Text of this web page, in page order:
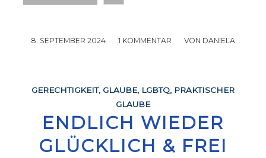
8. SEPTEMBER 2024
/ 1 KOMMENTAR
/ VON DANIELA
GERECHTIGKEIT, GLAUBE, LGBTQ, PRAKTISCHER
GLAUBE
ENDLICH WIEDER
GLÜCKLICH & FREI